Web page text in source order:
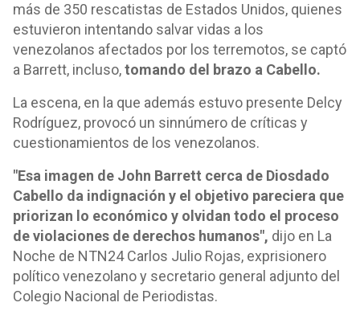
más de 350 rescatistas de Estados Unidos, quienes
estuvieron intentando salvar vidas a los
venezolanos afectados por los terremotos, se captó
a Barrett, incluso,tomando del brazo a Cabello.
La escena, en la que además estuvo presente Delcy
Rodríguez, provocó un sinnúmero de críticas y
cuestionamientos de los venezolanos.
"Esa imagen de John Barrett cerca de Diosdado
Cabello da indignación y el objetivo pareciera que
priorizan lo económico y olvidan todo el proceso
de violaciones de derechos humanos", dijo en La
Noche de NTN24 Carlos Julio Rojas, exprisionero
político venezolano y secretario general adjunto del
Colegio Nacional de Periodistas.